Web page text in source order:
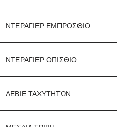
ΝΤΕΡΑΓΙΕΡ ΕΜΠΡΟΣΘΙΟ
ΝΤΕΡΑΓΙΕΡ ΟΠΙΣΘΙΟ
ΛΕΒΙΕ ΤΑΧΥΤΗΤΩΝ